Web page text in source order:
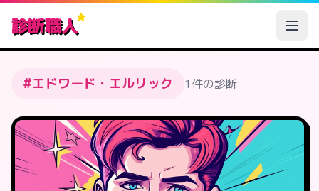
診断職人
#エドワード・エルリック 1件の診断